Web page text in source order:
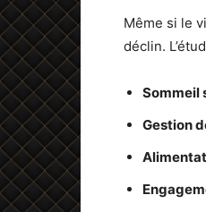
Même si le
déclin.
Sommeil
Gestion